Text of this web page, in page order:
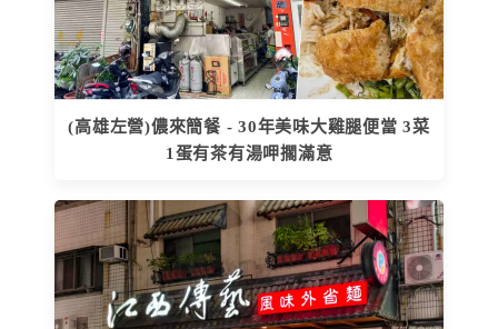
(高雄左營)儂來簡餐 - 30年美味大雞腿便當 3菜
1蛋有茶有湯呷擱滿意